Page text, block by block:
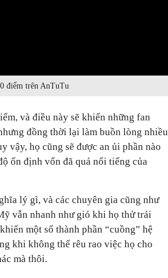
điểm trên AnTuTu
và điều này sẽ khiến những fan
đồng thời lại làm buồn lòng nhiều
vậy, họ cũng sẽ được an ủi phần nào
ổn định vốn đã quá nổi tiếng của
lý gì, và các chuyên gia cũng như
vẫn nhanh như gió khi họ thử trải
một số thành phần “cuồng” hệ
khi không thể rêu rao việc họ cho
mà thôi.